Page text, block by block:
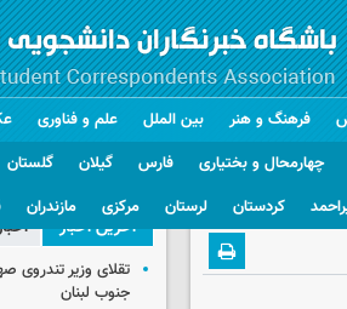
فرهنگ و هنر بین الملل علم و فناوری
چهارمحال و بختیاری فارس گیلان گلستان
کردستان لرستان مرکزی مازندران
آخرین اخبار
تقلای وزیر تندروی
جنوب لبنان